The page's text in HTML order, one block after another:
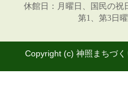
休館日：月曜日、国民の祝
第1、第3日
Copyright (c) 神照まちづ